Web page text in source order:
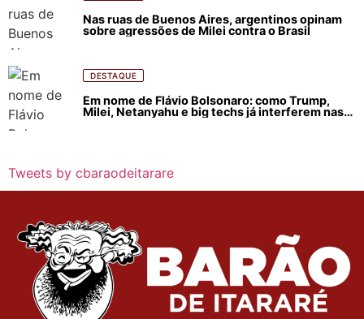
Nas ruas de Buenos Aires, argentinos opinam
sobre agressões de Milei contra o Brasil
DESTAQUE
Em nome de Flávio Bolsonaro: como Trump,
Milei, Netanyahu e big techs já interferem nas
Tweets by cbaraodeitarare